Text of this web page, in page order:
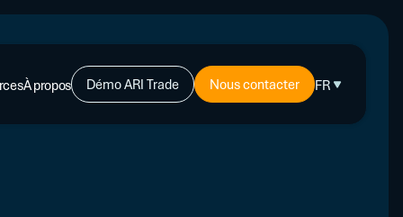
À propos Démo ARI Trade Nous contacter FR